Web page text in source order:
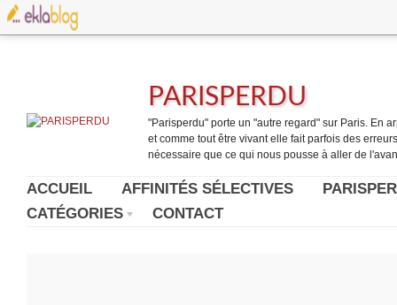
PARISPERDU
"Parisperdu" porte un "autre regard" sur Paris. En
et comme tout être vivant elle fait parfois des
nécessaire que ce qui nous pousse à aller de
ACCUEIL AFFINITÉS SÉLECTIVES
CATÉGORIES
CONTACT